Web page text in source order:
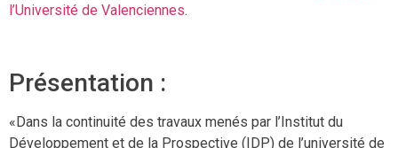
l’Université de Valenciennes.
Présentation :
«Dans la continuité des travaux menés par l’Institut du
Développement et de la Prospective (IDP) de l’université de